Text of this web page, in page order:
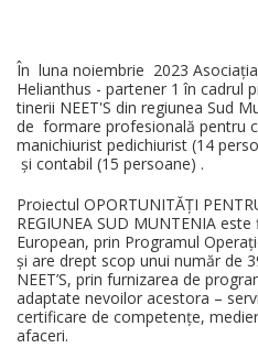
În luna noiembrie 2023
Helianthus - partener 1 în cadrul
tinerii NEET'S din regiunea Sud
de formare profesională pentru
manichiurist pedichiurist (14
și contabil (15 persoane) .
Proiectul OPORTUNITĂȚI
REGIUNEA SUD MUNTENIA
European, prin Programul
și are drept scop unui număr de
NEET’S, prin furnizarea de
adaptate nevoilor acestora –
certificare de competențe,
afaceri.